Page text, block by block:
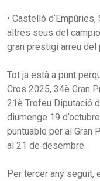
• Castelló
altres seus del
gran prestigi arreu del
Tot ja està a punt
Cros 2025, 34è Gran
21è Trofeu Diputació
diumenge 19
puntuable per al Gran
al 21 de desembre.
Per tercer any seguit,